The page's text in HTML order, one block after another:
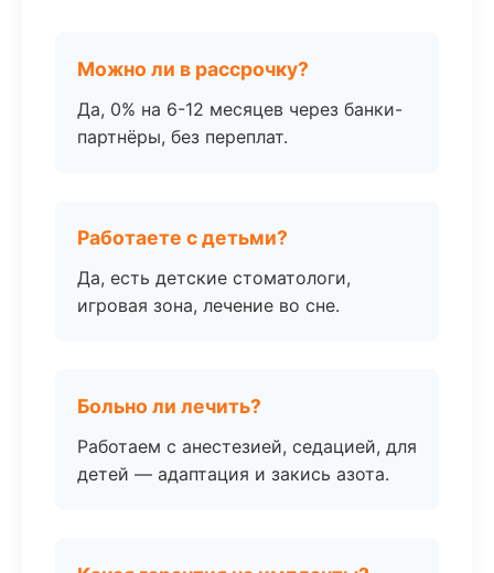
Можно ли в рассрочку?
Да, 0% на 6-12 месяцев через банки-
партнёры, без переплат.
Работаете с детьми?
Да, есть детские стоматологи,
игровая зона, лечение во сне.
Больно ли лечить?
Работаем с анестезией, седацией, для
детей — адаптация и закись азота.